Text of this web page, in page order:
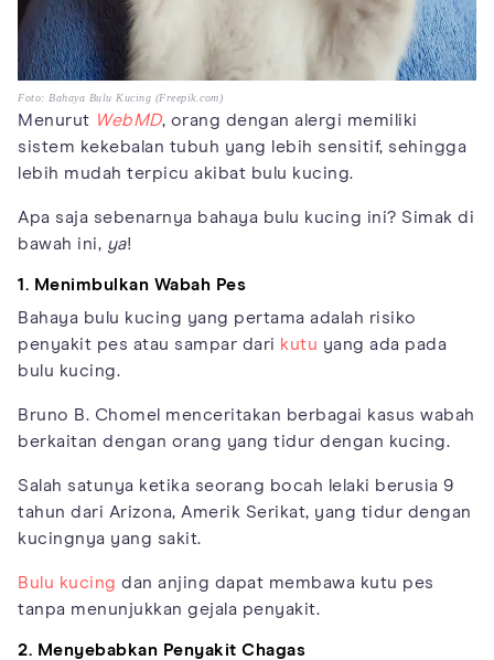
Foto: Bahaya Bulu Kucing (Freepik.com)
Menurut WebMD, orang dengan alergi memiliki
sistem kekebalan tubuh yang lebih sensitif, sehingga
lebih mudah terpicu akibat bulu kucing.
Apa saja sebenarnya bahaya bulu kucing ini? Simak di
bawah ini, ya!
1. Menimbulkan Wabah Pes
Bahaya bulu kucing yang pertama adalah risiko
penyakit pes atau sampar dari kutu yang ada pada
bulu kucing.
Bruno B. Chomel menceritakan berbagai kasus wabah
berkaitan dengan orang yang tidur dengan kucing.
Salah satunya ketika seorang bocah lelaki berusia 9
tahun dari Arizona, Amerik Serikat, yang tidur dengan
kucingnya yang sakit.
Bulu kucing dan anjing dapat membawa kutu pes
tanpa menunjukkan gejala penyakit.
2. Menyebabkan Penyakit Chagas